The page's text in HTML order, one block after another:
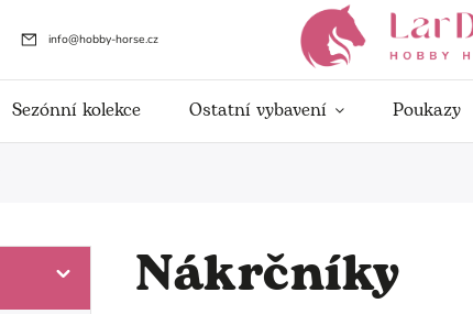
info@hobby-horse.cz
Sezónní kolekce Ostatní vybavení Poukazy
Nákrčníky